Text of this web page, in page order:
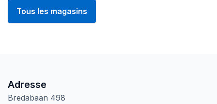
Tous les magasins
Adresse
Bredabaan 498